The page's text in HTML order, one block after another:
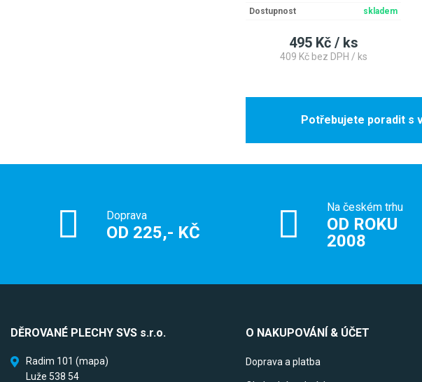
Dostupnost skladem
495 Kč / ks
409 Kč bez DPH / ks
Potřebujete poradit s
Doprava
OD 225,- KČ
Na českém trhu
OD ROKU
2008
DĚROVANÉ PLECHY SVS s.r.o.
Radim 101 (mapa)
Luže 538 54
O NAKUPOVÁNÍ & ÚČET
Doprava a platba